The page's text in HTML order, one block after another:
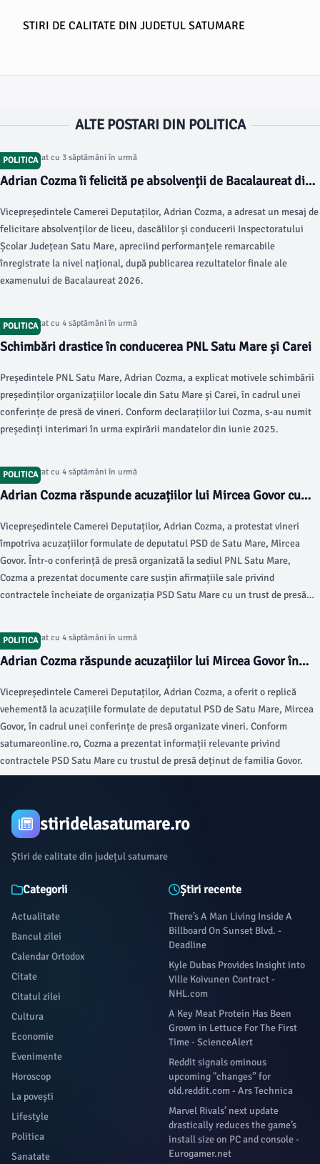
STIRI DE CALITATE DIN JUDETUL SATUMARE
ALTE POSTARI DIN POLITICA
POLITICA
Articol postat cu 3 săptămâni în urmă
Adrian Cozma îi felicită pe absolvenții de Bacalaureat din
Vicepreședintele Camerei Deputaților, Adrian Cozma, a adresat un mesaj de
felicitare absolvenților de liceu, dascălilor și conducerii Inspectoratului
Școlar Județean Satu Mare, apreciind performanțele remarcabile
înregistrate la nivel național, după publicarea rezultatelor finale ale
examenului de Bacalaureat 2026.
POLITICA
Articol postat cu 4 săptămâni în urmă
Schimbări drastice în conducerea PNL Satu Mare și Carei
Președintele PNL Satu Mare, Adrian Cozma, a explicat motivele schimbării
președinților organizațiilor locale din Satu Mare și Carei, în cadrul unei
conferințe de presă de vineri. Conform declarațiilor lui Cozma, s-au numit
președinți interimari în urma expirării mandatelor din iunie 2025.
POLITICA
Articol postat cu 4 săptămâni în urmă
Adrian Cozma răspunde acuzațiilor lui Mircea Govor cu
Vicepreședintele Camerei Deputaților, Adrian Cozma, a protestat vineri
împotriva acuzațiilor formulate de deputatul PSD de Satu Mare, Mircea
Govor. Într-o conferință de presă organizată la sediul PNL Satu Mare,
Cozma a prezentat documente care susțin afirmațiile sale privind
contractele încheiate de organizația PSD Satu Mare cu un trust de presă
POLITICA
Articol postat cu 4 săptămâni în urmă
Adrian Cozma răspunde acuzațiilor lui Mircea Govor în
Vicepreședintele Camerei Deputaților, Adrian Cozma, a oferit o replică
vehementă la acuzațiile formulate de deputatul PSD de Satu Mare, Mircea
Govor, în cadrul unei conferințe de presă organizate vineri. Conform
satumareonline.ro, Cozma a prezentat informații relevante privind
contractele PSD Satu Mare cu trustul de presă deținut de familia Govor.
stiridelasatumare.ro
Știri de calitate din județul satumare
Categorii
Actualitate
Bancul zilei
Calendar Ortodox
Citate
Citatul zilei
Cultura
Economie
Evenimente
Horoscop
La povești
Lifestyle
Politica
Sanatate
Știri recente
There’s A Man Living Inside A
Billboard On Sunset Blvd. -
Deadline
Kyle Dubas Provides Insight into
Ville Koivunen Contract -
NHL.com
A Key Meat Protein Has Been
Grown in Lettuce For The First
Time - ScienceAlert
Reddit signals ominous
upcoming "changes” for
old.reddit.com - Ars Technica
Marvel Rivals’ next update
drastically reduces the game’s
install size on PC and console -
Eurogamer.net